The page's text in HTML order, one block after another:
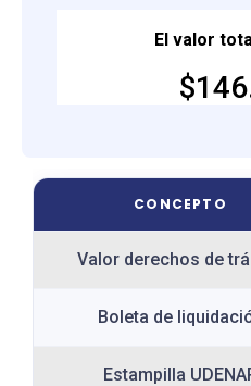
El valor
CONCEPTO
Valor derechos de
Boleta de
Estampilla